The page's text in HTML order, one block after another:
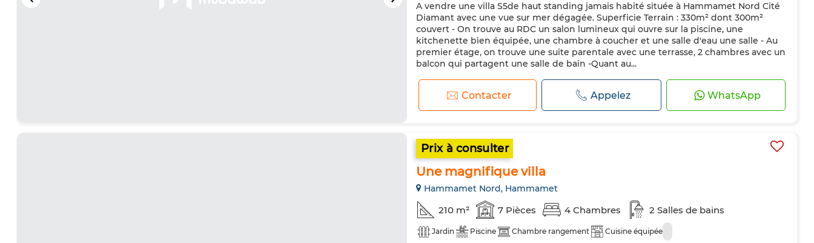
Chauffage central
Sécurité Double vitrage Porte blindée
Cuisine équipée
Réfrigérateur
Micro-ondes
A vendre une villa S5de haut standing jamais habité située à Hammamet Nord Cité
Diamant avec une vue sur mer dégagée. Superficie Terrain : 330m² dont 300m²
couvert - On trouve au RDC un salon lumineux qui ouvre sur la piscine, une
kitchenette bien équipée, une chambre à coucher et une salle d'eau une salle - Au
premier étage, on trouve une suite parentale avec une terrasse, 2 chambres avec un
balcon qui partagent une salle de bain -Quant au...
Contacter Appelez WhatsApp
Prix à consulter
Une magnifique villa
Hammamet Nord, Hammamet
210 m² 7 Pièces 4 Chambres 2 Salles de bains
Jardin Piscine Chambre rangement Cuisine équipée